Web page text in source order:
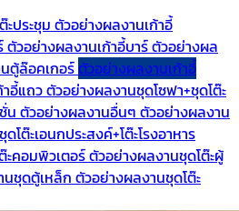
ประชุม ตัวอย่างผลงานเก้าอี้
ตัวอย่างผลงานเก้าอี้บาร์ตัวอย่างผล
ตู้ล๊อคเกอร์ตัวอย่างผลงานเก้าอี้
อี้แถวตัวอย่างผลงานชุดโซฟา+ชุดโต๊ะ
น ตัวอย่างผลงานอื่นๆ ตัวอย่างผลงาน
โต๊ะเอนกประสงค์+โต๊ะโรงอาหาร
ะคอมพิวเตอร์ตัวอย่างผลงานชุดโต๊ะผู้
นชุดตู้เหล็ก ตัวอย่างผลงานชุดโต๊ะ